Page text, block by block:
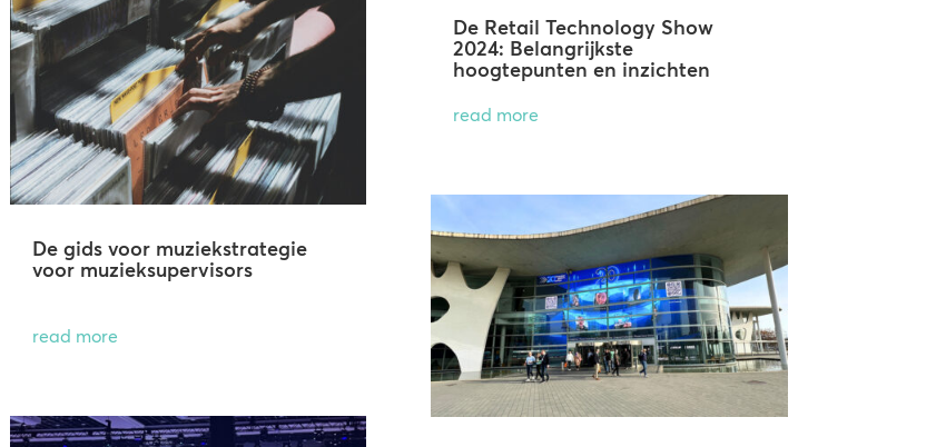
De gids voor muziekstrategie
voor muzieksupervisors
read more
De Retail Technology Show
2024: Belangrijkste
hoogtepunten en inzichten
read more